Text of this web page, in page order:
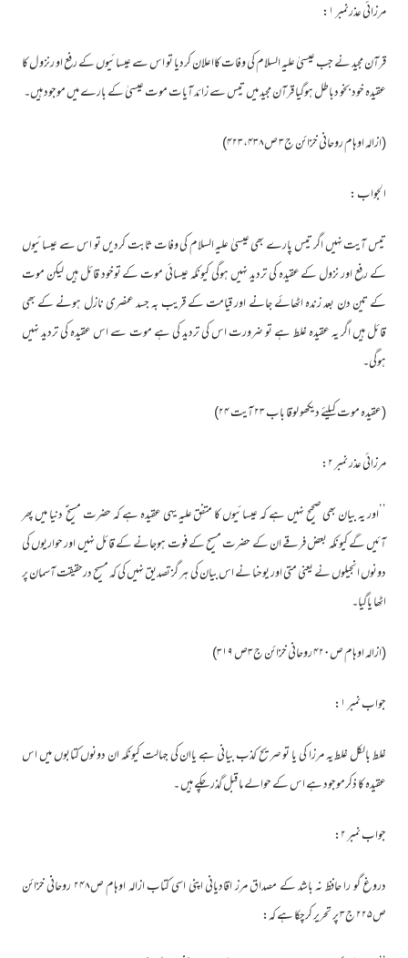
مرزائی عذرنمبر ۱:
قرآن مجید نے جب عیسیٰ علیہ السلام کی وفات کااعلان کردیا تو اس سے عیسائیوں کے رفع او رنزو ل کا
عقیدہ خود بخو دباطل ہوگیا قرآن مجید میں تیس سے زائد آیات موت عیسیٰ کے بارے میں موجود ہیں۔
(ازالہ اوہام روحانی خزائن ج۳ ص۴۲۳،۴۳۸)
الجواب :
تیس آیت نہیں اگر تیس پارے بھی عیسیٰ علیہ السلام کی وفات ثابت کردیں تو اس سے عیسائیوں
کے رفع اور نزول کے عقیدہ کی تردید نہیں ہوگی کیونکہ عیسائی موت کے توخود قائل ہیں لیکن موت
کے تین دن بعد زندہ اٹھائے جانے اور قیامت کے قریب بہ جسد عنصری نازل ہونے کے بھی
قائل ہیں اگر یہ عقیدہ غلط ہے تو ضرورت اس کی تردید کی ہے موت سے اس عقیدہ کی تردید نہیں
ہوگی۔
(عقیدہ موت کیلئے دیکھو لوقا باب ۲۳ آیت ۲۴)
مرزائی عذر نمبر ۲:
’’اور یہ بیان بھی صحیح نہیں ہے کہ عیسائیوں کا متفق علیہ یہی عقیدہ ہے کہ حضرت مسیح ؑ دنیا میں پھر
آئیں گے کیونکہ بعض فرقے ان کے حضرت مسیح کے فوت ہوجانے کے قائل نہیں اور حواریوں کی
دونوں انجیلوں نے یعنی متی اور یوحنا نے اس بیان کی ہر گز تصدیق نہیں کی کہ مسیح درحقیقت آسمان پر
اٹھا یاگیا۔
(ازالہ اوہام ص۴۲۰ روحانی خزائن ج۳ص ۳۱۹)
جواب نمبر ۱:
غلط بالکل غلط یہ مرزا کی یا تو صریح کذب بیانی ہے یاان کی جہالت کیونکہ ان دونوں کتابوں میں اس
عقیدہ کا ذکرموجود ہے اس کے حوالے ما قبل گذر چکے ہیں ۔
جواب نمبر ۲:
دروغ گو را حافظ نہ باشد کے مصداق مرز اقادیانی اپنی اسی کتاب ازالہ اوہام ص۲۴۸ روحانی خزائن
ص۲۲۵ ج۳ پر تحریر کرچکا ہے کہ: